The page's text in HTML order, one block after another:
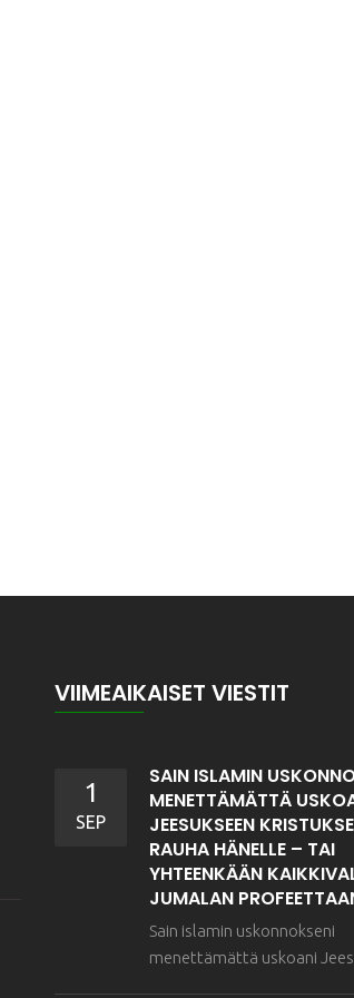
VIIMEAIKAISET VIESTIT
1
SEP
SAIN ISLAMIN
MENETTÄMÄTTÄ
JEESUKSEEN
RAUHA HÄNELLE – TAI
YHTEENKÄÄN
JUMALAN
Sain islamin uskonnokseni
menettämättä uskoani